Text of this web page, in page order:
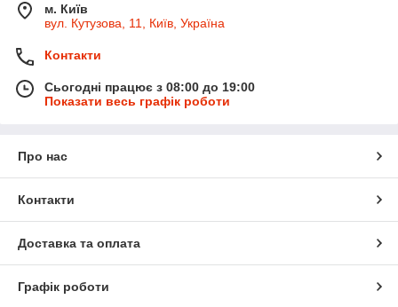
м. Київ
вул. Кутузова, 11, Київ, Україна
Контакти
Сьогодні працює з 08:00 до 19:00
Показати весь графік роботи
Про нас
Контакти
Доставка та оплата
Графік роботи